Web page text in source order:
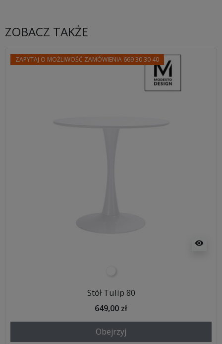
ZOBACZ TAKŻE
ZAPYTAJ O MOŻLIWOŚĆ ZAMÓWIENIA 669 30 30 40
visibility
Stół Tulip 80
649,00 zł
Obejrzyj